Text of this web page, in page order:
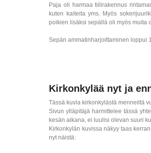
Paja oli harmaa tiilirakennus
kuten kaiteita yms. Myös
poikien lisäksi sepällä oli myös muita
Sepän ammatinharjoittaminen loppui
Kirkonkylää nyt ja
Tässä kuvia kirkonkylästä menneiltä
Sivun ylläpitäjä harmittelee tässä
kesän aikana, ei luulisi olevan suuri
Kirkonkylän kuvissa näkyy taas
nyt näistä: